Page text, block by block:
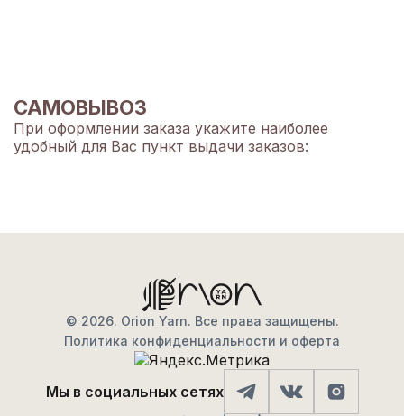
САМОВЫВОЗ
При оформлении заказа укажите наиболее
удобный для Вас пункт выдачи заказов:
© 2026. Orion Yarn. Все права защищены.
Политика конфиденциальности и оферта
Мы в социальных сетях